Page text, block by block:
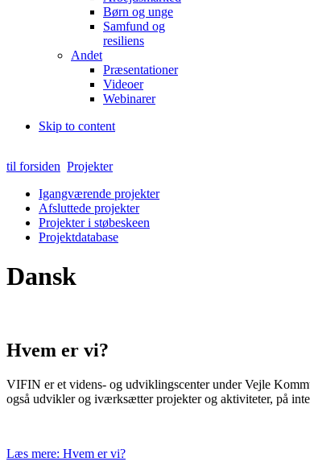
Børn og unge
Samfund og
resiliens
Andet
Præsentationer
Videoer
Webinarer
Skip to content
til forsiden Projekter
Igangværende projekter
Afsluttede projekter
Projekter i støbeskeen
Projektdatabase
Dansk
Hvem er vi?
VIFIN er et videns- og udviklingscenter under Vejle
også udvikler og iværksætter projekter og aktiviteter, på
Læs mere: Hvem er vi?